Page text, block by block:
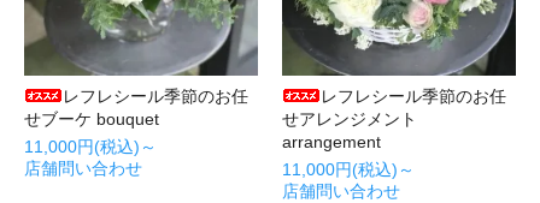
レフレシール季節のお任
せブーケ bouquet
11,000円(税込)～
店舗問い合わせ
レフレシール季節のお任
せアレンジメント
arrangement
11,000円(税込)～
店舗問い合わせ